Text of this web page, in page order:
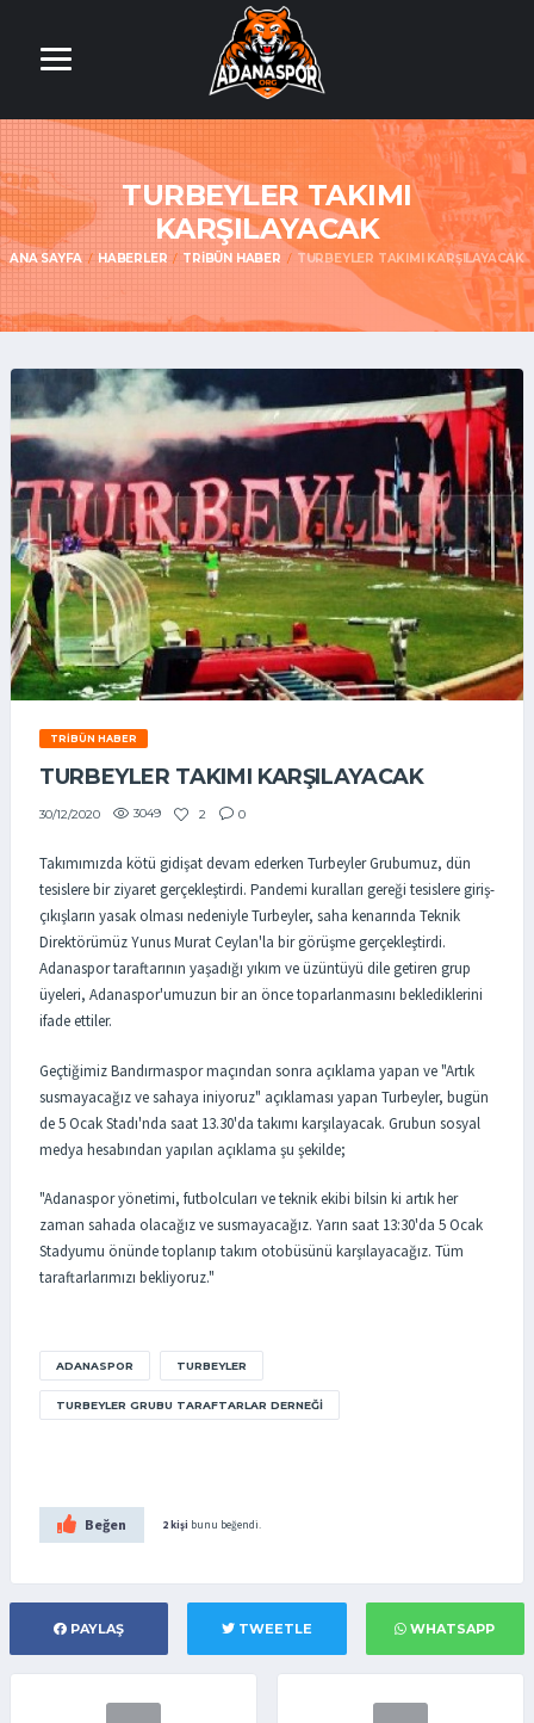
TURBEYLER TAKIMI
KARŞILAYACAK
ANA SAYFA HABERLER TRIBÜN HABER TURBEYLER TAKIMI KARŞILAYACAK
TRIBÜN HABER
TURBEYLER TAKIMI KARŞILAYACAK
30/12/2020 3049 2 0
Takımımızda kötü gidişat devam ederken Turbeyler Grubumuz, dün
tesislere bir ziyaret gerçekleştirdi. Pandemi kuralları gereği tesislere giriş-
çıkışların yasak olması nedeniyle Turbeyler, saha kenarında Teknik
Direktörümüz Yunus Murat Ceylan'la bir görüşme gerçekleştirdi.
Adanaspor taraftarının yaşadığı yıkım ve üzüntüyü dile getiren grup
üyeleri, Adanaspor'umuzun bir an önce toparlanmasını beklediklerini
ifade ettiler.
Geçtiğimiz Bandırmaspor maçından sonra açıklama yapan ve "Artık
susmayacağız ve sahaya iniyoruz" açıklaması yapan Turbeyler, bugün
de 5 Ocak Stadı'nda saat 13.30'da takımı karşılayacak. Grubun sosyal
medya hesabından yapılan açıklama şu şekilde;
"Adanaspor yönetimi, futbolcuları ve teknik ekibi bilsin ki artık her
zaman sahada olacağız ve susmayacağız. Yarın saat 13:30'da 5 Ocak
Stadyumu önünde toplanıp takım otobüsünü karşılayacağız. Tüm
taraftarlarımızı bekliyoruz."
ADANASPOR TURBEYLER
TURBEYLER GRUBU TARAFTARLAR DERNEĞI
Beğen 2 kişi bunu beğendi.
PAYLAŞ TWEETLE WHATSAPP